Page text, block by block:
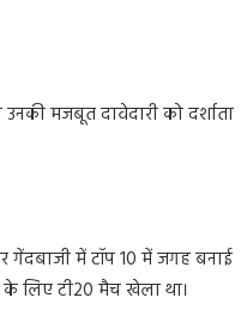
मजबूत दावेदारी को दर्शाता
गेंदबाजी में टॉप 10 में जगह बनाई
के लिए टी20 मैच खेला था।